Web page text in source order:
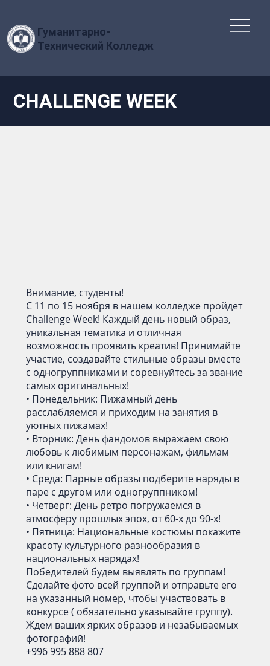
Гуманитарно-
Технический Колледж
CHALLENGE WEEK
Внимание, студенты!
С 11 по 15 ноября в нашем колледже пройдет
Challenge Week! Каждый день новый образ,
уникальная тематика и отличная
возможность проявить креатив! Принимайте
участие, создавайте стильные образы вместе
с одногруппниками и соревнуйтесь за звание
самых оригинальных!
• Понедельник: Пижамный день
расслабляемся и приходим на занятия в
уютных пижамах!
• Вторник: День фандомов выражаем свою
любовь к любимым персонажам, фильмам
или книгам!
• Среда: Парные образы подберите наряды в
паре с другом или одногруппником!
• Четверг: День ретро погружаемся в
атмосферу прошлых эпох, от 60-х до 90-х!
• Пятница: Национальные костюмы покажите
красоту культурного разнообразия в
национальных нарядах!
Победителей будем выявлять по группам!
Сделайте фото всей группой и отправьте его
на указанный номер, чтобы участвовать в
конкурсе ( обязательно указывайте группу).
Ждем ваших ярких образов и незабываемых
фотографий!
+996 995 888 807